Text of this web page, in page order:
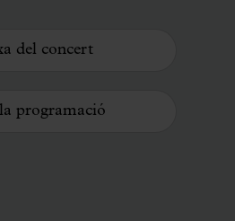
del concert
programació